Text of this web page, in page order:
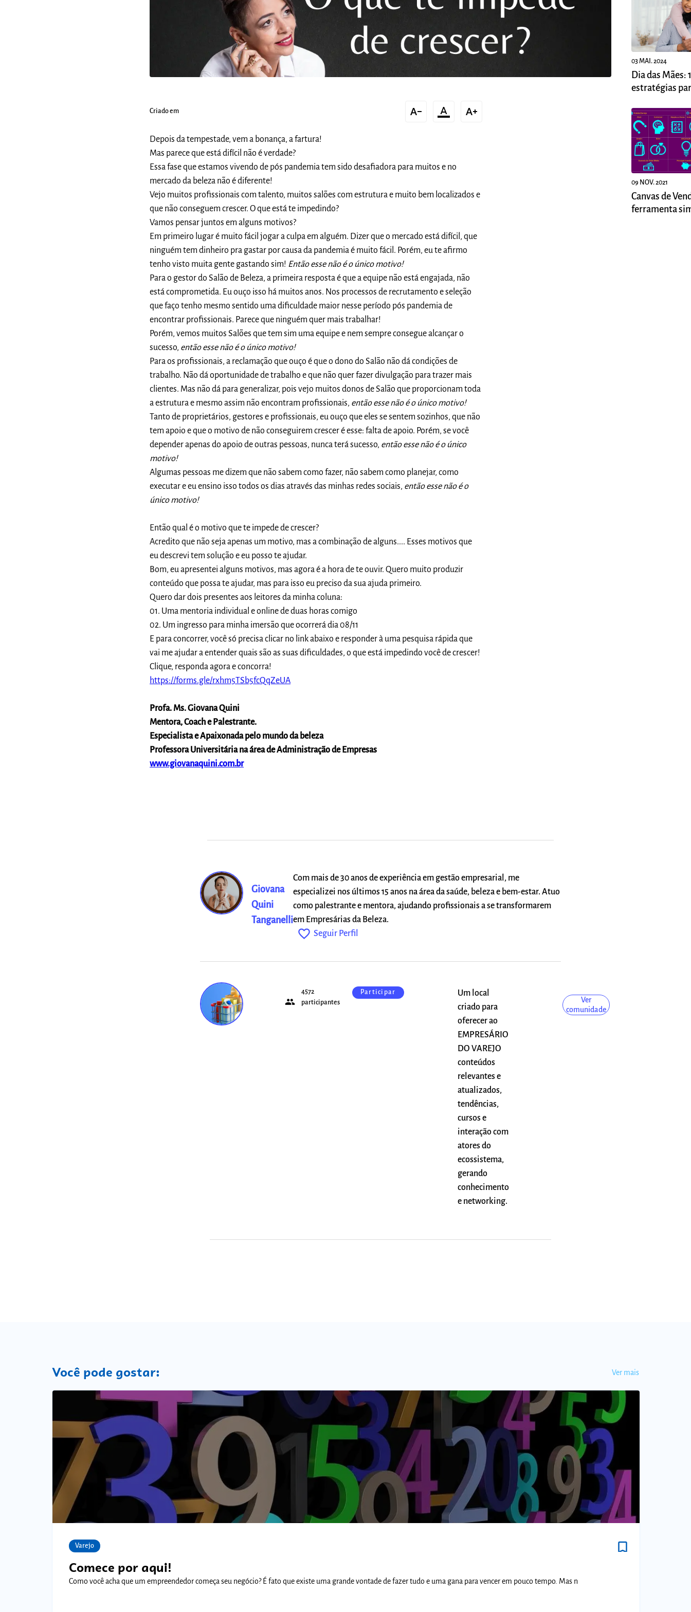
Criado em text_decrease format_color_text text_increase
Depois da tempestade, vem a bonança, a fartura!
Mas parece que está difícil não é verdade?
Essa fase que estamos vivendo de pós pandemia tem sido desafiadora para muitos e no
mercado da beleza não é diferente!
Vejo muitos profissionais com talento, muitos salões com estrutura e muito bem localizados e
que não conseguem crescer. O que está te impedindo?
Vamos pensar juntos em alguns motivos?
Em primeiro lugar é muito fácil jogar a culpa em alguém. Dizer que o mercado está difícil, que
ninguém tem dinheiro pra gastar por causa da pandemia é muito fácil. Porém, eu te afirmo
tenho visto muita gente gastando sim! Então esse não é o único motivo!
Para o gestor do Salão de Beleza, a primeira resposta é que a equipe não está engajada, não
está comprometida. Eu ouço isso há muitos anos. Nos processos de recrutamento e seleção
que faço tenho mesmo sentido uma dificuldade maior nesse período pós pandemia de
encontrar profissionais. Parece que ninguém quer mais trabalhar!
Porém, vemos muitos Salões que tem sim uma equipe e nem sempre consegue alcançar o
sucesso, então esse não é o único motivo!
Para os profissionais, a reclamação que ouço é que o dono do Salão não dá condições de
trabalho. Não dá oportunidade de trabalho e que não quer fazer divulgação para trazer mais
clientes. Mas não dá para generalizar, pois vejo muitos donos de Salão que proporcionam toda
a estrutura e mesmo assim não encontram profissionais, então esse não é o único motivo!
Tanto de proprietários, gestores e profissionais, eu ouço que eles se sentem sozinhos, que não
tem apoio e que o motivo de não conseguirem crescer é esse: falta de apoio. Porém, se você
depender apenas do apoio de outras pessoas, nunca terá sucesso, então esse não é o único
motivo!
Algumas pessoas me dizem que não sabem como fazer, não sabem como planejar, como
executar e eu ensino isso todos os dias através das minhas redes sociais, então esse não é o
único motivo!
Então qual é o motivo que te impede de crescer?
Acredito que não seja apenas um motivo, mas a combinação de alguns.... Esses motivos que
eu descrevi tem solução e eu posso te ajudar.
Bom, eu apresentei alguns motivos, mas agora é a hora de te ouvir. Quero muito produzir
conteúdo que possa te ajudar, mas para isso eu preciso da sua ajuda primeiro.
Quero dar dois presentes aos leitores da minha coluna:
01. Uma mentoria individual e online de duas horas comigo
02. Um ingresso para minha imersão que ocorrerá dia 08/11
E para concorrer, você só precisa clicar no link abaixo e responder à uma pesquisa rápida que
vai me ajudar a entender quais são as suas dificuldades, o que está impedindo você de crescer!
Clique, responda agora e concorra!
https://forms.gle/rxhm5TSb5fcQqZeUA
Profa. Ms. Giovana Quini
Mentora, Coach e Palestrante.
Especialista e Apaixonada pelo mundo da beleza
Professora Universitária na área de Administração de Empresas
www.giovanaquini.com.br
Giovana
Quini
Tanganelli
Com mais de 30 anos de experiência em gestão empresarial, me
especializei nos últimos 15 anos na área da saúde, beleza e bem-estar. Atuo
como palestrante e mentora, ajudando profissionais a se transformarem
em Empresárias da Beleza.
favorite_outline Seguir Perfil
Varejo people
4572
participantes
Participar
Um local
criado para
oferecer ao
EMPRESÁRIO
DO VAREJO
conteúdos
relevantes e
atualizados,
tendências,
cursos e
interação com
atores do
ecossistema,
gerando
conhecimento
e networking.
Ver
comunidade
03 MAI. 2024
Dia das Mães:
estratégias
09 NOV. 2021
Canvas de
ferramenta
Você pode gostar: Ver mais
Varejo bookmark_border
Comece por aqui!
Como você acha que um empreendedor começa seu negócio? É fato que existe uma grande vontade de fazer tudo e uma gana para vencer em pouco tempo. Mas n